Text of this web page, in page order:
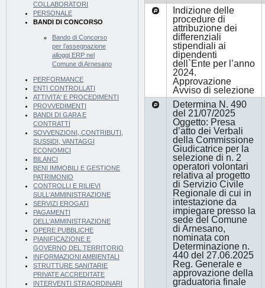
COLLABORATORI
PERSONALE
BANDI DI CONCORSO
Bando di Concorso
per l’assegnazione
alloggi ERP nel
Comune di Arnesano
PERFORMANCE
ENTI CONTROLLATI
ATTIVITA' E PROCEDIMENTI
PROVVEDIMENTI
BANDI DI GARA E
CONTRATTI
SOVVENZIONI, CONTRIBUTI,
SUSSIDI, VANTAGGI
ECONOMICI
BILANCI
BENI IMMOBILI E GESTIONE
PATRIMONIO
CONTROLLI E RILIEVI
SULL'AMMINISTRAZIONE
SERVIZI EROGATI
PAGAMENTI
DELL'AMMINISTRAZIONE
OPERE PUBBLICHE
PIANIFICAZIONE E
GOVERNO DEL TERRITORIO
INFORMAZIONI AMBIENTALI
STRUTTURE SANITARIE
PRIVATE ACCREDITATE
INTERVENTI STRAORDINARI
Indizione delle
procedure di
attribuzione dei
differenziali
stipendiali ai
dipendenti
dell`Ente per l’anno
2024.
Approvazione
Avviso di selezione
Determina N. 490
del 21/07/2025
Oggetto: Presa
d’atto dei Verbali
della Commissione
Giudicatrice per la
selezione di n. 2
operatori volontari
relativa al progetto
di Servizio Civile
Regionale di cui in
intestazione da
impiegare presso la
sede del Comune
di Arnesano,
nominata con
Determinazione n.
440 del 27.06.2025
Reg. Generale e
approvazione della
graduatoria finale